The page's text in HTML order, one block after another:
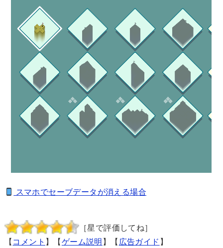
スマホでセーブデータが消える場合
［星で評価してね］
【 コメント 】【 ゲーム説明 】【 広告ガイド 】